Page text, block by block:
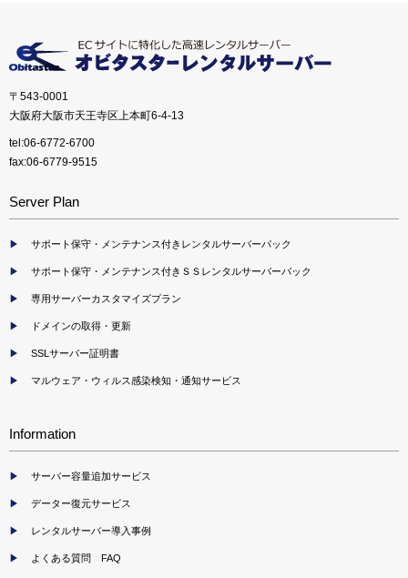
〒543-0001
大阪府大阪市天王寺区上本町6-4-13
tel:06-6772-6700
fax:06-6779-9515
Server Plan
サポート保守・メンテナンス付きレンタルサーバーパック
サポート保守・メンテナンス付きＳＳレンタルサーバーパック
専用サーバーカスタマイズプラン
ドメインの取得・更新
SSLサーバー証明書
マルウェア・ウィルス感染検知・通知サービス
Information
サーバー容量追加サービス
データー復元サービス
レンタルサーバー導入事例
よくある質問 FAQ